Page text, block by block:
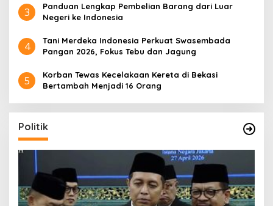
3
Panduan Lengkap Pembelian Barang dari Luar
Negeri ke Indonesia
4
Tani Merdeka Indonesia Perkuat Swasembada
Pangan 2026, Fokus Tebu dan Jagung
5
Korban Tewas Kecelakaan Kereta di Bekasi
Bertambah Menjadi 16 Orang
Politik